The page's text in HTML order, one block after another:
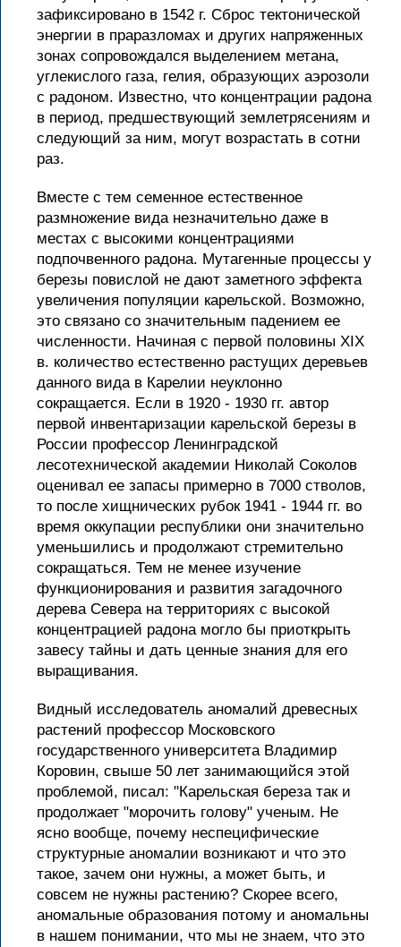
зафиксировано в 1542 г. Сброс тектонической
энергии в праразломах и других напряженных
зонах сопровождался выделением метана,
углекислого газа, гелия, образующих аэрозоли
с радоном. Известно, что концентрации радона
в период, предшествующий землетрясениям и
следующий за ним, могут возрастать в сотни
раз.
Вместе с тем семенное естественное
размножение вида незначительно даже в
местах с высокими концентрациями
подпочвенного радона. Мутагенные процессы у
березы повислой не дают заметного эффекта
увеличения популяции карельской. Возможно,
это связано со значительным падением ее
численности. Начиная с первой половины XIX
в. количество естественно растущих деревьев
данного вида в Карелии неуклонно
сокращается. Если в 1920 - 1930 гг. автор
первой инвентаризации карельской березы в
России профессор Ленинградской
лесотехнической академии Николай Соколов
оценивал ее запасы примерно в 7000 стволов,
то после хищнических рубок 1941 - 1944 гг. во
время оккупации республики они значительно
уменьшились и продолжают стремительно
сокращаться. Тем не менее изучение
функционирования и развития загадочного
дерева Севера на территориях с высокой
концентрацией радона могло бы приоткрыть
завесу тайны и дать ценные знания для его
выращивания.
Видный исследователь аномалий древесных
растений профессор Московского
государственного университета Владимир
Коровин, свыше 50 лет занимающийся этой
проблемой, писал: "Карельская береза так и
продолжает "морочить голову" ученым. Не
ясно вообще, почему неспецифические
структурные аномалии возникают и что это
такое, зачем они нужны, а может быть, и
совсем не нужны растению? Скорее всего,
аномальные образования потому и аномальны
в нашем понимании, что мы не знаем, что это